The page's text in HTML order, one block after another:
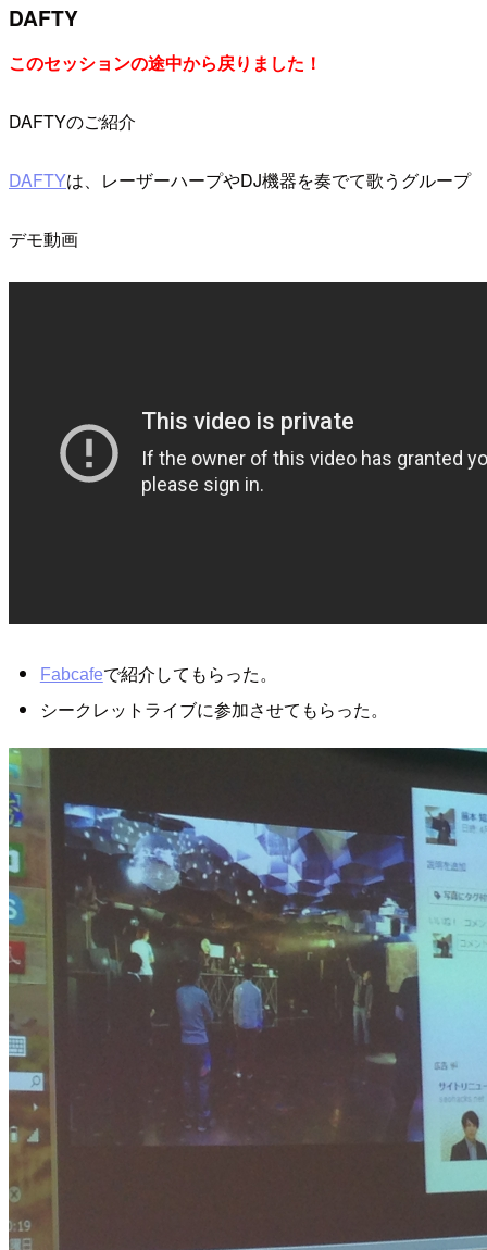
DAFTY
このセッションの途中から戻りました！
DAFTYのご紹介
DAFTYは、レーザーハープやDJ機器を奏でて歌うグループ
デモ動画
Fabcafeで紹介してもらった。
シークレットライブに参加させてもらった。